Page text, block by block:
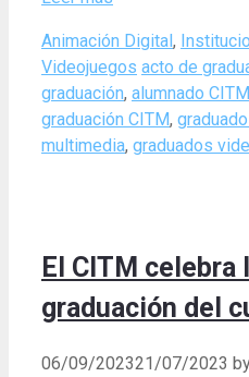
Categories
Animación Digital ,
Videojuegos Tags
acto de
graduación, alumnado CITM
graduación CITM,
multimedia, graduados
El CITM
graduación del
06/09/202321/07/2023